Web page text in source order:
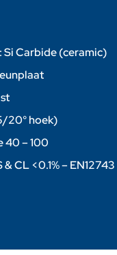
Si Carbide (ceramic)
20° hoek)
40 – 100
& CL <0.1% – EN12743